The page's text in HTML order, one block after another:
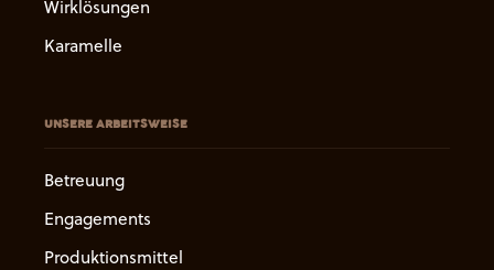
Wirklösungen
Karamelle
UNSERE ARBEITSWEISE
Betreuung
Engagements
Produktionsmittel